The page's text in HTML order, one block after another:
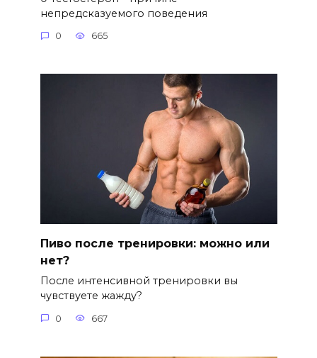
непредсказуемого поведения
0 665
Пиво после тренировки: можно или
нет?
После интенсивной тренировки вы
чувствуете жажду?
0 667